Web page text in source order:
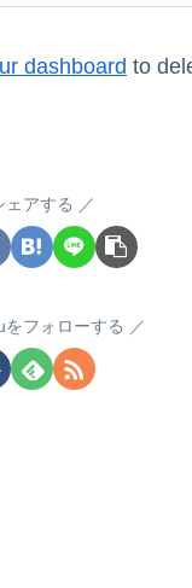
dashboard to
ェアする
フォローする